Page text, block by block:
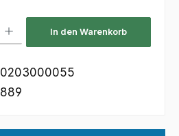
In den Warenkorb
0203000055